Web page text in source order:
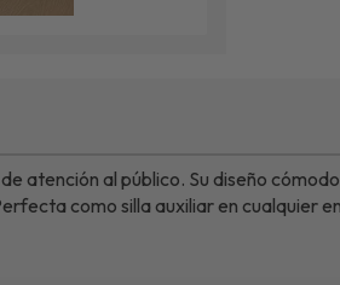
atención al público. Su diseño
como silla auxiliar en cualquier